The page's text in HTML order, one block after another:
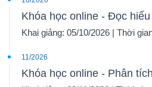
Khóa học online - Đọc
Khai giảng: 05/10/2026 | Thời
11/2026
Khóa học online - Phân